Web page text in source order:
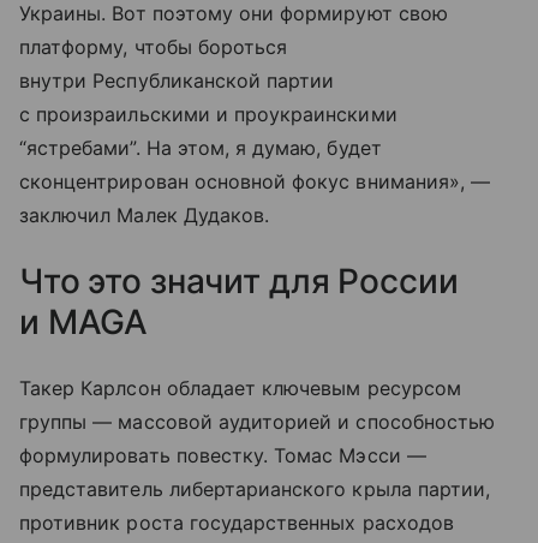
Украины. Вот поэтому они формируют свою
платформу, чтобы бороться
внутри Республиканской партии
с произраильскими и проукраинскими
“ястребами”. На этом, я думаю, будет
сконцентрирован основной фокус внимания», —
заключил Малек Дудаков.
Что это значит для России
и MAGA
Такер Карлсон обладает ключевым ресурсом
группы — массовой аудиторией и способностью
формулировать повестку. Томас Мэсси —
представитель либертарианского крыла партии,
противник роста государственных расходов